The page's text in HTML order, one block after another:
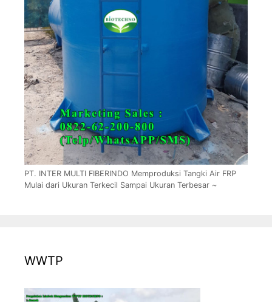
PT. INTER MULTI FIBERINDO Memproduksi Tangki Air FRP
Mulai dari Ukuran Terkecil Sampai Ukuran Terbesar ~
WWTP